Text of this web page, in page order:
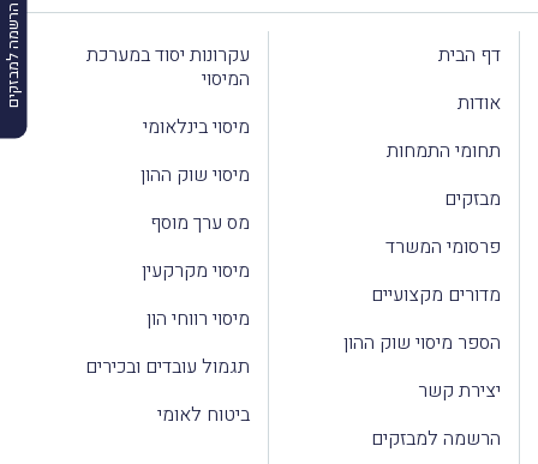
הרשמה למבזקים
דף הבית
אודות
תחומי התמחות
מבזקים
פרסומי המשרד
מדורים מקצועיים
הספר מיסוי שוק ההון
יצירת קשר
הרשמה למבזקים
עקרונות יסוד במערכת
המיסוי
מיסוי בינלאומי
מיסוי שוק ההון
מס ערך מוסף
מיסוי מקרקעין
מיסוי רווחי הון
תגמול עובדים ובכירים
ביטוח לאומי